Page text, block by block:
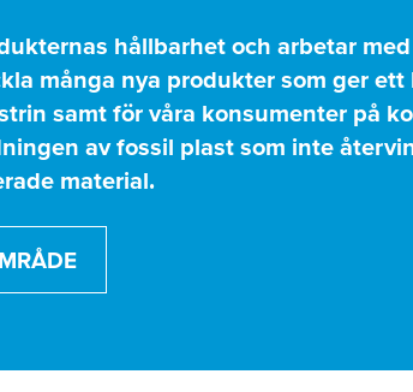
hållbarhet och arbetar
många nya produkter som ger
samt för våra konsumenter på
av fossil plast som inte
material.